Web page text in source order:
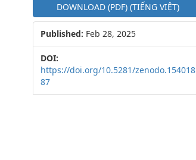
DOWNLOAD (PDF) (TIẾNG VIỆT)
Published: Feb 28, 2025
DOI:
https://doi.org/10.5281/zenodo.154018
87